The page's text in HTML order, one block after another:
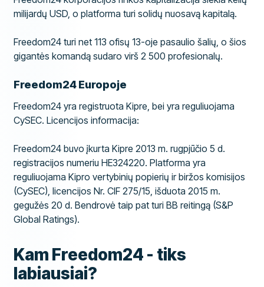
milijardų USD, o platforma turi solidų nuosavą kapitalą.
Freedom24 turi net 113 ofisų 13-oje pasaulio šalių, o šios
gigantės komandą sudaro virš 2 500 profesionalų.
Freedom24 Europoje
Freedom24 yra registruota Kipre, bei yra reguliuojama
CySEC. Licencijos informacija:
Freedom24 buvo įkurta Kipre 2013 m. rugpjūčio 5 d.
registracijos numeriu HE324220. Platforma yra
reguliuojama Kipro vertybinių popierių ir biržos komisijos
(CySEC), licencijos Nr. CIF 275/15, išduota 2015 m.
gegužės 20 d. Bendrovė taip pat turi BB reitingą (S&P
Global Ratings).
Kam Freedom24 - tiks
labiausiai?